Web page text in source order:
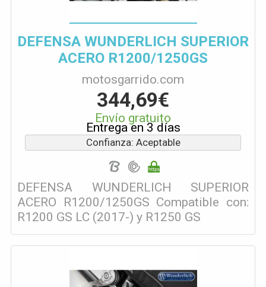
DEFENSA WUNDERLICH SUPERIOR
ACERO R1200/1250GS
motosgarrido.com
344,69€
Envío gratuito
Entrega en 3 días
Confianza: Aceptable
DEFENSA WUNDERLICH SUPERIOR
ACERO R1200/1250GS Compatible con:
R1200 GS LC (2017-) y R1250 GS